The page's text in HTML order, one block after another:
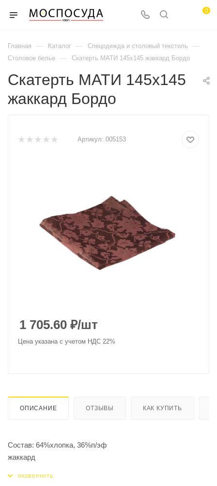
0
Главная — Каталог — Спецодежда и столовый текстиль —
Столовое белье — Скатерть МАТИ 145х145 жаккард Бордо
Скатерть МАТИ 145х145
жаккард Бордо
Артикул: 005153
1 705.60 ₽/шт
Цена указана с учетом НДС 22%
ОПИСАНИЕ ОТЗЫВЫ КАК КУПИТЬ
Состав: 64%хлопка, 36%п/эф
жаккард